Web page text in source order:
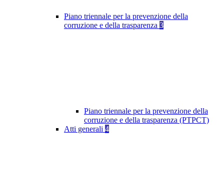
Piano triennale per la prevenzione della
corruzione e della trasparenza 3
Piano triennale per la prevenzione della
corruzione e della trasparenza (PTPCT)
Atti generali 4